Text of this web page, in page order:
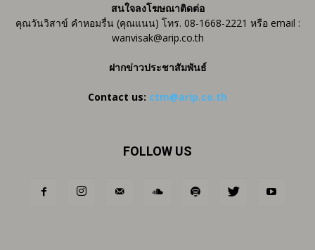
สนใจลงโฆษณาติดต่อ
คุณวันวิสาข์ คำหอมรื่น (คุณแนน) โทร. 08-1668-2221 หรือ email :
wanvisak@arip.co.th
ฝากข่าวประชาสัมพันธ์
Contact us: ctm@arip.co.th
FOLLOW US